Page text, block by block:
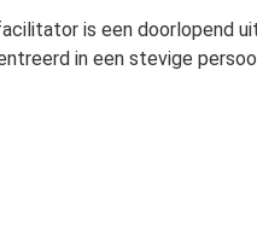
is een doorlopend
in een stevige